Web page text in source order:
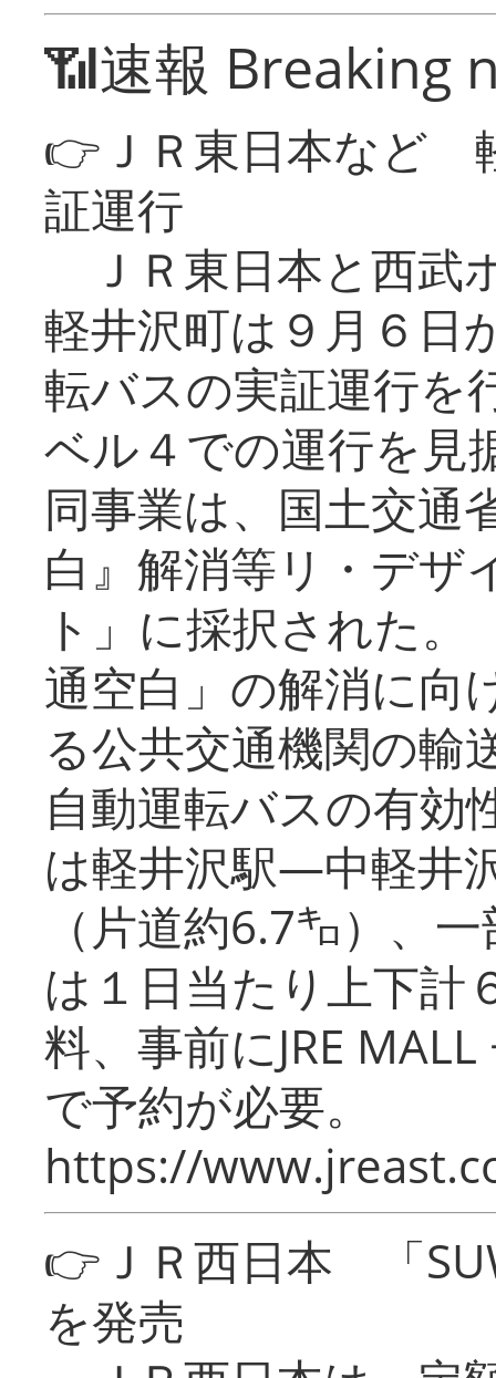
📶速報 Breaking
👉ＪＲ東日本など
証運行
ＪＲ東日本と西武
軽井沢町は９月６日
転バスの実証運行を
ベル４での運行を見
同事業は、国土交通
白』解消等リ・デザ
ト」に採択された
通空白」の解消に向
る公共交通機関の輸
自動運転バスの有効
は軽井沢駅―中軽井
（片道約6.7㌔）、
は１日当たり上下計
料、事前にJRE
で予約が必要。
https://
👉ＪＲ西日本 「
を発売